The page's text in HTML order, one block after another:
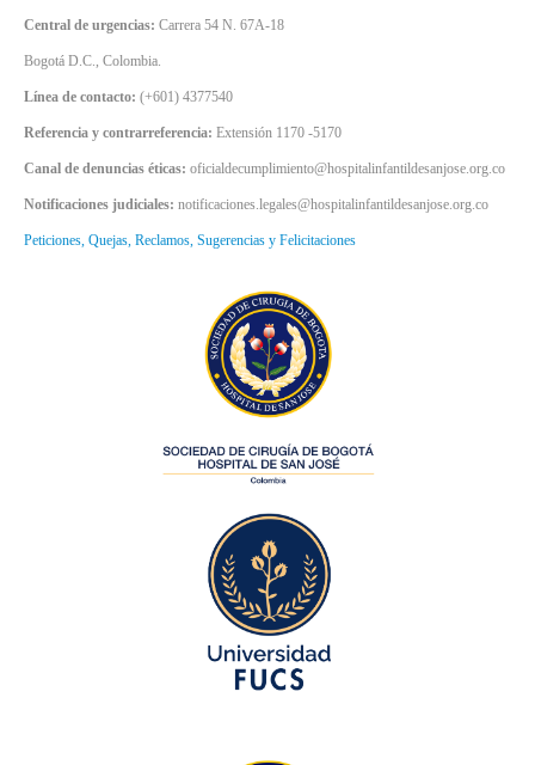
Central de urgencias: Carrera 54 N. 67A-18
Bogotá D.C., Colombia.
Línea de contacto: (+601) 4377540
Referencia y contrarreferencia: Extensión 1170 -5170
Canal de denuncias éticas: oficialdecumplimiento@hospitalinfantildesanjose.org.co
Notificaciones judiciales: notificaciones.legales@hospitalinfantildesanjose.org.co
Peticiones, Quejas, Reclamos, Sugerencias y Felicitaciones